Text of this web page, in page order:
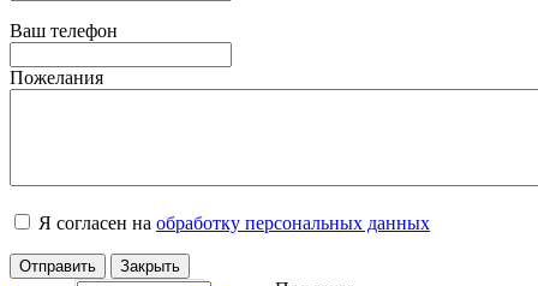
Ваш телефон
Пожелания
Я согласен на обработку персональных данных
Отправить Закрыть